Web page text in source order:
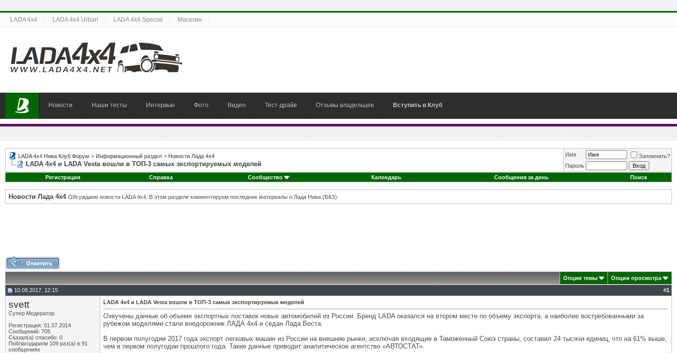
LADA 4x4 LADA 4x4 Urban LADA 4x4 Special Магазин
Новости Наши тесты Интервью Фото Видео Тест-драйв Отзывы владельцев Вступить в Клуб
LADA 4x4 Нива Клуб Форум > Информационный раздел > Новости Лада 4х4
LADA 4х4 и LADA Vesta вошли в ТОП-3 самых экспортируемых моделей
Имя
Запомнить?
Пароль
Регистрация
Справка Сообщество Календарь Сообщения за день Поиск
Новости Лада 4х4 Обсуждаем новости LADA 4x4. В этом разделе комментируем последние материалы о Лада Нива (ВАЗ).
Опции темы
Опции просмотра
10.08.2017, 12:15
#1
svett
Супер Модератор
Регистрация: 01.07.2014
Сообщений: 705
Сказал(а) спасибо: 0
Поблагодарили 109 раз(а) в 91
сообщениях
LADA 4х4 и LADA Vesta вошли в ТОП-3 самых экспортируемых моделей
Озвучены данные об объеме экспортных поставок новых автомобилей из России. Бренд LADA оказался на втором месте по объему экспорта, а наиболее востребованными за
рубежом моделями стали внедорожник ЛАДА 4х4 и седан Лада Веста.
В первом полугодии 2017 года экспорт легковых машин из России на внешние рынки, исключая входящие в Таможенный Союз страны, составил 24 тысячи единиц, что на 61% выше,
чем в первом полугодии прошлого года. Такие данные приводит аналитическое агентство «АВТОСТАТ».